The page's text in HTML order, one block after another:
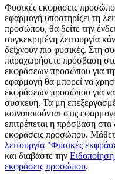
Φυσικές εκφράσεις
εφαρμογή υποστηρίζει τη
προσώπου, θα δείτε την
συγκεκριμένη λειτουργία
δείχνουν πιο φυσικές. Στη
παραχωρήσετε πρόσβαση
εκφράσεων προσώπου για
εφαρμογή θα μπορεί να
εκφράσεων προσώπου για να
συσκευή. Τα μη
κοινοποιούνται στις
επιτρέπεται η πρόσβαση στα
εκφράσεις προσώπου.
λειτουργία "Φυσικές
και διαβάστε την
εκφράσεις προσώπου.